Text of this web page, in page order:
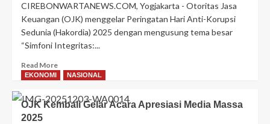
Korban
Penipuan
Digital
CIREBONWARTANEWS.COM, Yogjakarta - Otoritas Jasa
Keuangan (OJK) menggelar Peringatan Hari Anti-Korupsi
Sedunia (Hakordia) 2025 dengan mengusung tema besar
“Simfoni Integritas:...
Read MoreRead
more
OJK
Gelar
EKONOMI NASIONAL
OJK Kembali Gelar Acara Apresiasi Media Massa
2025